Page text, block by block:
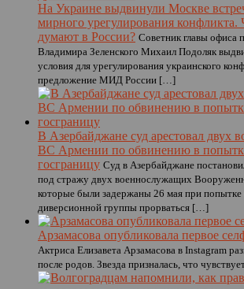
На Украине выдвинули Москве
мирного урегулирования конфликта.
думают в России? Советник главы офиса
Владимира Зеленского Михаил Подоляк
условия для урегулирования украинского
предложение МИД России […]
В Азербайджане суд арестовал двух
ВС Армении по обвинению в
госграницу Суд в Азербайджане
под стражу двух военнослужащих
которые были задержаны 26 мая при попытке
диверсионной группы прорваться […]
Арзамасова опубликовала первое
Актриса Елизавета Арзамасова в Instagram
после родов. Звезда призналась, что